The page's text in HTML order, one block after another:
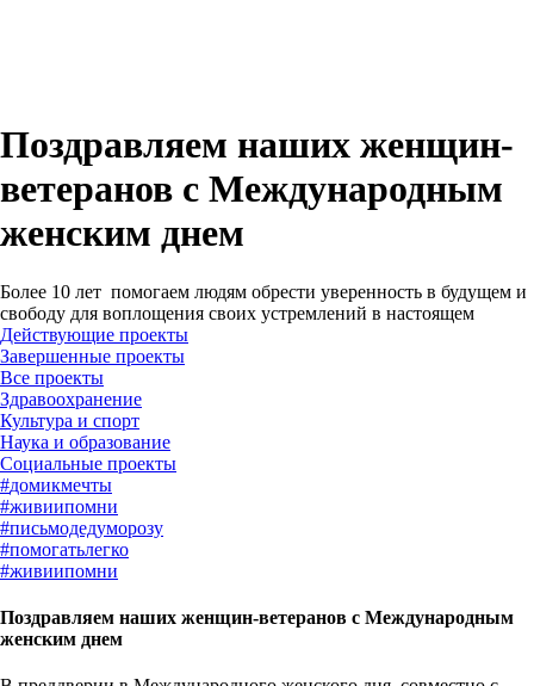
Поздравляем наших женщин-
ветеранов с Международным
женским днем
Более 10 лет помогаем людям обрести уверенность в будущем и
свободу для воплощения своих устремлений в настоящем
Действующие проекты
Завершенные проекты
#домикмечты
#живиипомни
#письмодедуморозу
#помогатьлегко
#живиипомни
Поздравляем наших женщин-ветеранов с Международным
женским днем